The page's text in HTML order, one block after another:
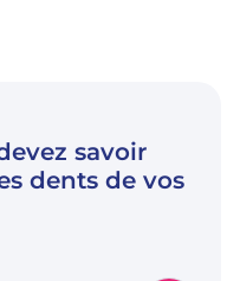
savoir
dents de vos